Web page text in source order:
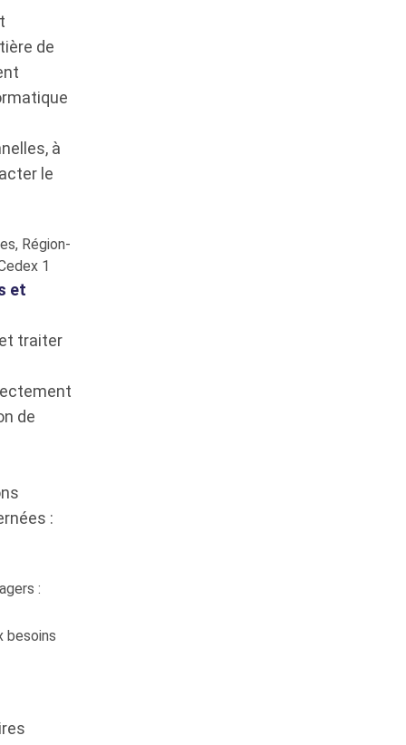
de
à
le
Région-
1
et
traiter
de
:
:
besoins